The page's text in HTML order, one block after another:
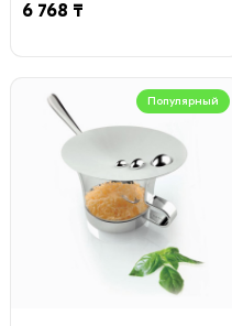
6 768 ₸
Популярный